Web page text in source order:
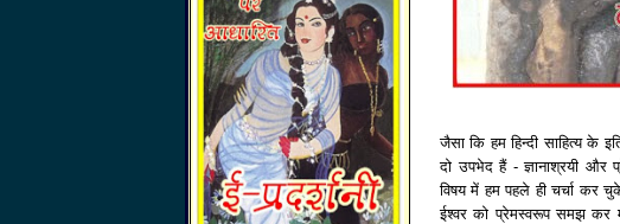
जैसा कि हम हिन्दी साहित्य के
दो उपभेद हैं - ज्ञानाश्रयी और
विषय में हम पहले ही चर्चा कर
ईश्वर को प्रेमस्वरूप समझ कर